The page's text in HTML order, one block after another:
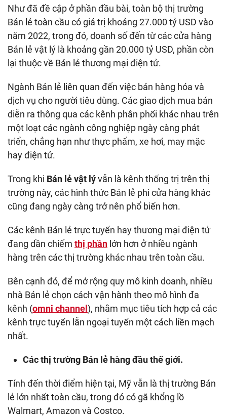
Như đã đề cập ở phần đầu bài, toàn bộ thị trường
Bán lẻ toàn cầu có giá trị khoảng 27.000 tỷ USD vào
năm 2022, trong đó, doanh số đến từ các cửa hàng
Bán lẻ vật lý là khoảng gần 20.000 tỷ USD, phần còn
lại thuộc về Bán lẻ thương mại điện tử.
Ngành Bán lẻ liên quan đến việc bán hàng hóa và
dịch vụ cho người tiêu dùng. Các giao dịch mua bán
diễn ra thông qua các kênh phân phối khác nhau trên
một loạt các ngành công nghiệp ngày càng phát
triển, chẳng hạn như thực phẩm, xe hơi, may mặc
hay điện tử.
Trong khi Bán lẻ vật lývẫn là kênh thống trị trên thị
trường này, các hình thức Bán lẻ phi cửa hàng khác
cũng đang ngày càng trở nên phổ biến hơn.
Các kênh Bán lẻ trực tuyến hay thương mại điện tử
đang dần chiếm thị phần lớn hơn ở nhiều ngành
hàng trên các thị trường khác nhau trên toàn cầu.
Bên cạnh đó, để mở rộng quy mô kinh doanh, nhiều
nhà Bán lẻ chọn cách vận hành theo mô hình đa
kênh (omni channel ), nhằm mục tiêu tích hợp cả các
kênh trực tuyến lẫn ngoại tuyến một cách liền mạch
nhất.
Các thị trường Bán lẻ hàng đầu thế giới.
Tính đến thời điểm hiện tại, Mỹ vẫn là thị trường Bán
lẻ lớn nhất toàn cầu, trong đó có gã khổng lồ
Walmart, Amazon và Costco.